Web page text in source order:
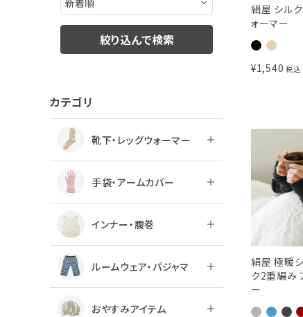
絞り込んで検索
カテゴリ
靴下・レッグウォーマー
手袋・アームカバー
インナー・腹巻
ルームウェア・パジャマ
おやすみアイテム
絹屋 シル
ォーマー
¥1,540 税込
絹屋 極暖
ク2重編み
ー